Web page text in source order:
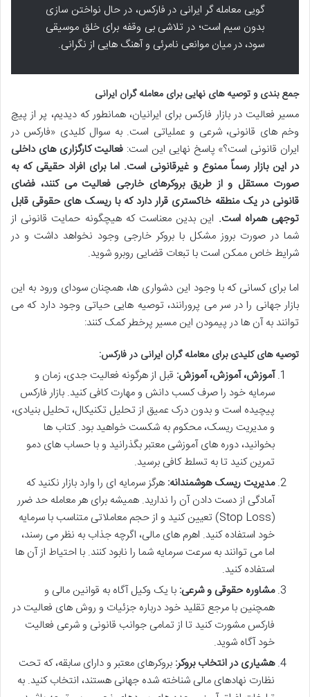
گویی معامله گر ایرانی در فارکس، در حال نواختن سازی
بدون سیم است؛ در تلاشی بی وقفه برای خلق موسیقی
سود، در میان موانعی نامرئی و آهنگ هایی از نگرانی.
جمع بندی و توصیه های نهایی برای معامله گران ایرانی
مسیر فعالیت در بازار فارکس برای ایرانیان، همانطور که دیدیم، پر از پیچ
وخم های قانونی، شرعی و عملیاتی است. به سوال کلیدی «فارکس در
ایران قانونی است؟» پاسخ نهایی این است: فعالیت کارگزاری های داخلی
در این بازار رسماً ممنوع و غیرقانونی است. اما برای افراد حقیقی که به
صورت مستقل و از طریق بروکرهای خارجی فعالیت می کنند، فضای
قانونی در یک منطقه خاکستری قرار دارد که با ریسک های حقوقی قابل
توجهی همراه است. این بدین معناست که هیچگونه حمایت قانونی از
شما در صورت بروز مشکل با بروکر خارجی وجود نخواهد داشت و در
شرایط خاص ممکن است با تبعات قضایی روبرو شوید.
اما برای کسانی که با وجود این دشواری ها، همچنان سودای ورود به این
بازار جهانی را در سر می پرورانند، توصیه هایی حیاتی وجود دارد که می
توانند به آن ها در پیمودن این مسیر پرخطر کمک کنند:
توصیه های کلیدی برای معامله گران ایرانی در فارکس:
آموزش، آموزش، آموزش: قبل از هرگونه فعالیت جدی، زمان و
سرمایه خود را صرف کسب دانش و مهارت کافی کنید. بازار فارکس
پیچیده است و بدون درک عمیق از تحلیل تکنیکال، تحلیل بنیادی،
و مدیریت ریسک، محکوم به شکست خواهید بود. کتاب ها
بخوانید، دوره های آموزشی معتبر بگذرانید و با حساب های دمو
تمرین کنید تا به تسلط کافی برسید.
مدیریت ریسک هوشمندانه: هرگز سرمایه ای را وارد بازار نکنید که
آمادگی از دست دادن آن را ندارید. همیشه برای هر معامله حد ضرر
(Stop Loss) تعیین کنید و از حجم معاملاتی متناسب با سرمایه
خود استفاده کنید. اهرم های مالی، اگرچه جذاب به نظر می رسند،
اما می توانند به سرعت سرمایه شما را نابود کنند. با احتیاط از آن ها
استفاده کنید.
مشاوره حقوقی و شرعی: با یک وکیل آگاه به قوانین مالی و
همچنین با مرجع تقلید خود درباره جزئیات و روش های فعالیت در
فارکس مشورت کنید تا از تمامی جوانب قانونی و شرعی فعالیت
خود آگاه شوید.
هشیاری در انتخاب بروکر: بروکرهای معتبر و دارای سابقه، که تحت
نظارت نهادهای مالی شناخته شده جهانی هستند، انتخاب کنید. به